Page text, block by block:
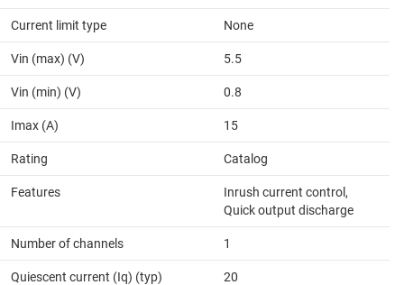
Current limit type None
Vin (max) (V) 5.5
Vin (min) (V) 0.8
Imax (A) 15
Rating Catalog
Features
Inrush current control,
Quick output discharge
Number of channels 1
Quiescent current (Iq) (typ)
20